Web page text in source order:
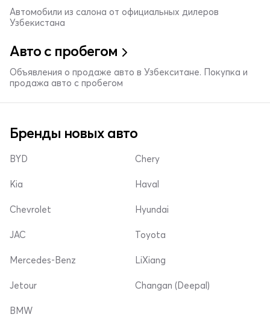
Автомобили из салона от официальных дилеров
Узбекистана
Авто с пробегом
Объявления о продаже авто в Узбекситане. Покупка и
продажа авто с пробегом
Бренды новых авто
BYD
Kia
Chevrolet
Chery
Haval
Hyundai
JAC
Mercedes-Benz
Jetour
Toyota
LiXiang
Changan (Deepal)
BMW